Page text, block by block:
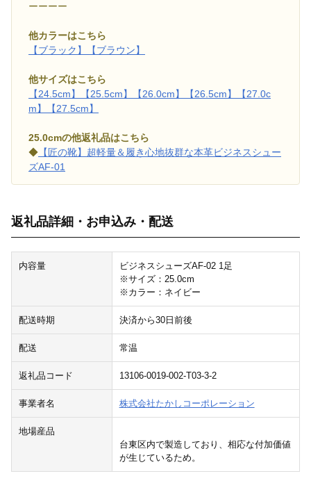
ーーーー
他カラーはこちら
【ブラック】
【ブラウン】
他サイズはこちら
【24.5cm】
【25.5cm】 【26.0cm】 【26.5cm】
【27.0c
m】
【27.5cm】
25.0cmの他返礼品はこちら
◆ 【匠の靴】超軽量＆履き心地抜群な本革ビジネスシュー
ズAF-01
返礼品詳細・お申込み・配送
内容量
ビジネスシューズAF-02 1足
※サイズ：25.0cm
※カラー：ネイビー
配送時期 決済から30日前後
配送 常温
返礼品コード 13106-0019-002-T03-3-2
事業者名 株式会社たかしコーポレーション
地場産品
台東区内で製造しており、相応な付加価値
が生じているため。